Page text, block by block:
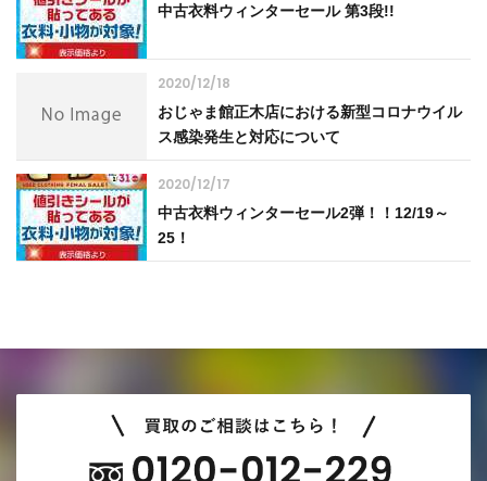
中古衣料ウィンターセール 第3段!!
2020/12/18
おじゃま館正木店における新型コロナウイル
ス感染発生と対応について
2020/12/17
中古衣料ウィンターセール2弾！！12/19～
25！